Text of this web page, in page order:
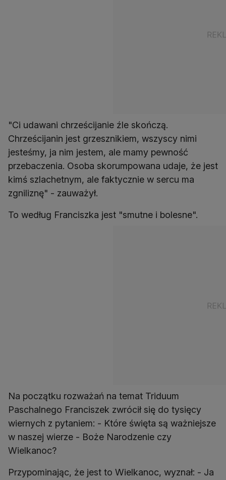
"Ci udawani chrześcijanie źle skończą.
Chrześcijanin jest grzesznikiem, wszyscy nimi
jesteśmy, ja nim jestem, ale mamy pewność
przebaczenia. Osoba skorumpowana udaje, że jest
kimś szlachetnym, ale faktycznie w sercu ma
zgniliznę" - zauważył.
To według Franciszka jest "smutne i bolesne".
Na początku rozważań na temat Triduum
Paschalnego Franciszek zwrócił się do tysięcy
wiernych z pytaniem: - Które święta są ważniejsze
w naszej wierze - Boże Narodzenie czy
Wielkanoc?
Przypominając, że jest to Wielkanoc, wyznał: - Ja